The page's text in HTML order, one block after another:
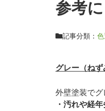
参考
記事分類：
グレー（ねず
外壁塗装でグ
・汚れや経